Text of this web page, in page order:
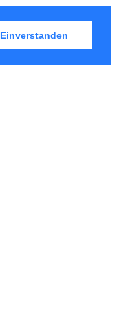
Einverstanden